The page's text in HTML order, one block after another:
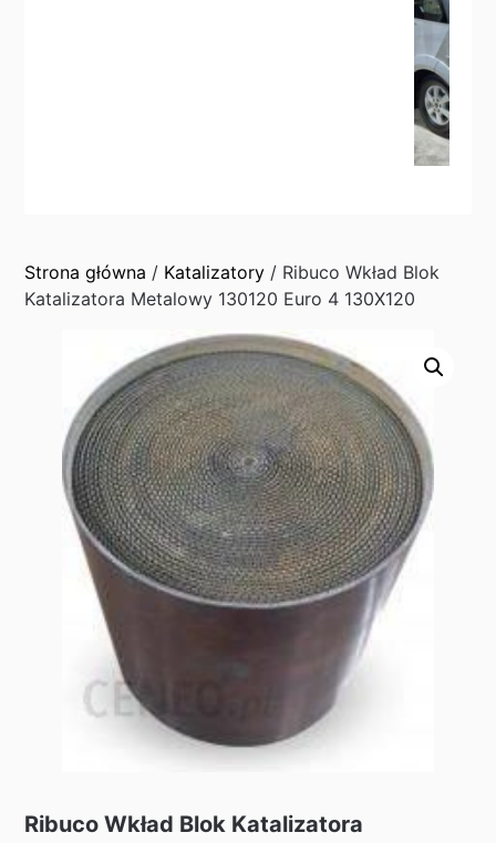
Strona główna / Katalizatory / Ribuco Wkład Blok
Katalizatora Metalowy 130120 Euro 4 130X120
Ribuco Wkład Blok Katalizatora